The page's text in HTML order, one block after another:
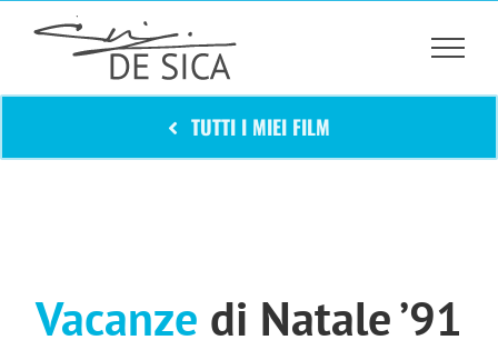
TUTTI I MIEI FILM
Vacanze di Natale ’91